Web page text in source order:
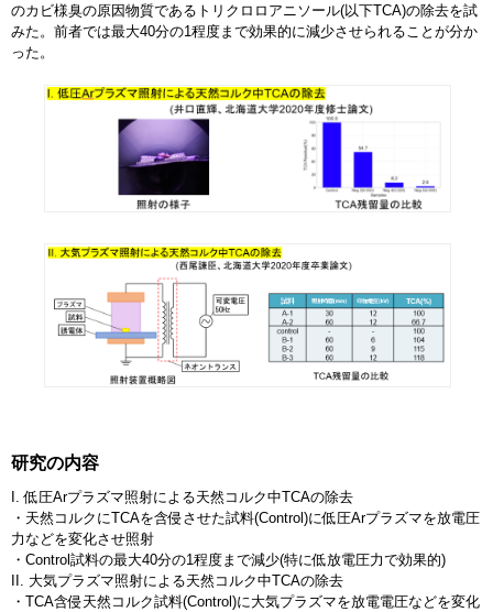
のカビ様臭の原因物質であるトリクロロアニソール(以下TCA)の除去を試
みた。前者では最大40分の1程度まで効果的に減少させられることが分か
った。
研究の内容
I. 低圧Arプラズマ照射による天然コルク中TCAの除去
・天然コルクにTCAを含侵させた試料(Control)に低圧Arプラズマを放電圧
力などを変化させ照射
・Control試料の最大40分の1程度まで減少(特に低放電圧力で効果的)
II. 大気プラズマ照射による天然コルク中TCAの除去
・TCA含侵天然コルク試料(Control)に大気プラズマを放電電圧などを変化